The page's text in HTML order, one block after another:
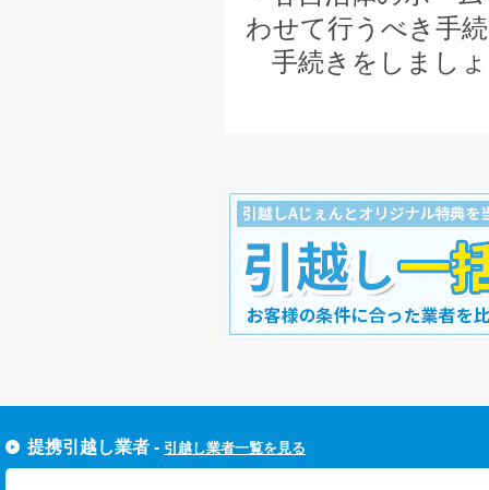
わせて行うべき手
手続きをしまし
提携引越し業者 - 引越し業者一覧を見る